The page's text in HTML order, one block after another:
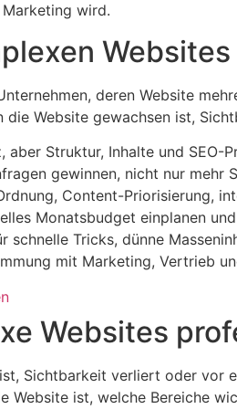
wird.
deren Website
die Website gewachsen ist,
aber Struktur, Inhalte und SEO-
gewinnen, nicht nur mehr
Content-Priorisierung,
Monatsbudget einplanen
schnelle Tricks, dünne
mit Marketing, Vertrieb
Websites
Sichtbarkeit verliert oder vor
Website ist, welche Bereiche